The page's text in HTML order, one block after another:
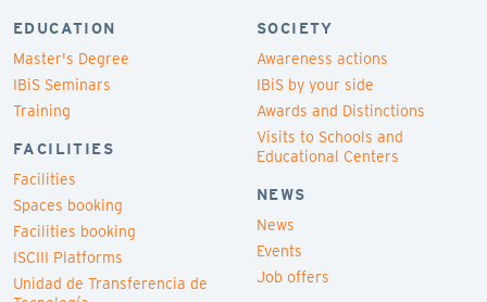
EDUCATION
Master's Degree
IBiS Seminars
Training
FACILITIES
Facilities
Spaces booking
Facilities booking
ISCIII Platforms
Unidad de Transferencia de
SOCIETY
Awareness actions
IBiS by your side
Awards and Distinctions
Visits to Schools and
Educational Centers
NEWS
News
Events
Job offers